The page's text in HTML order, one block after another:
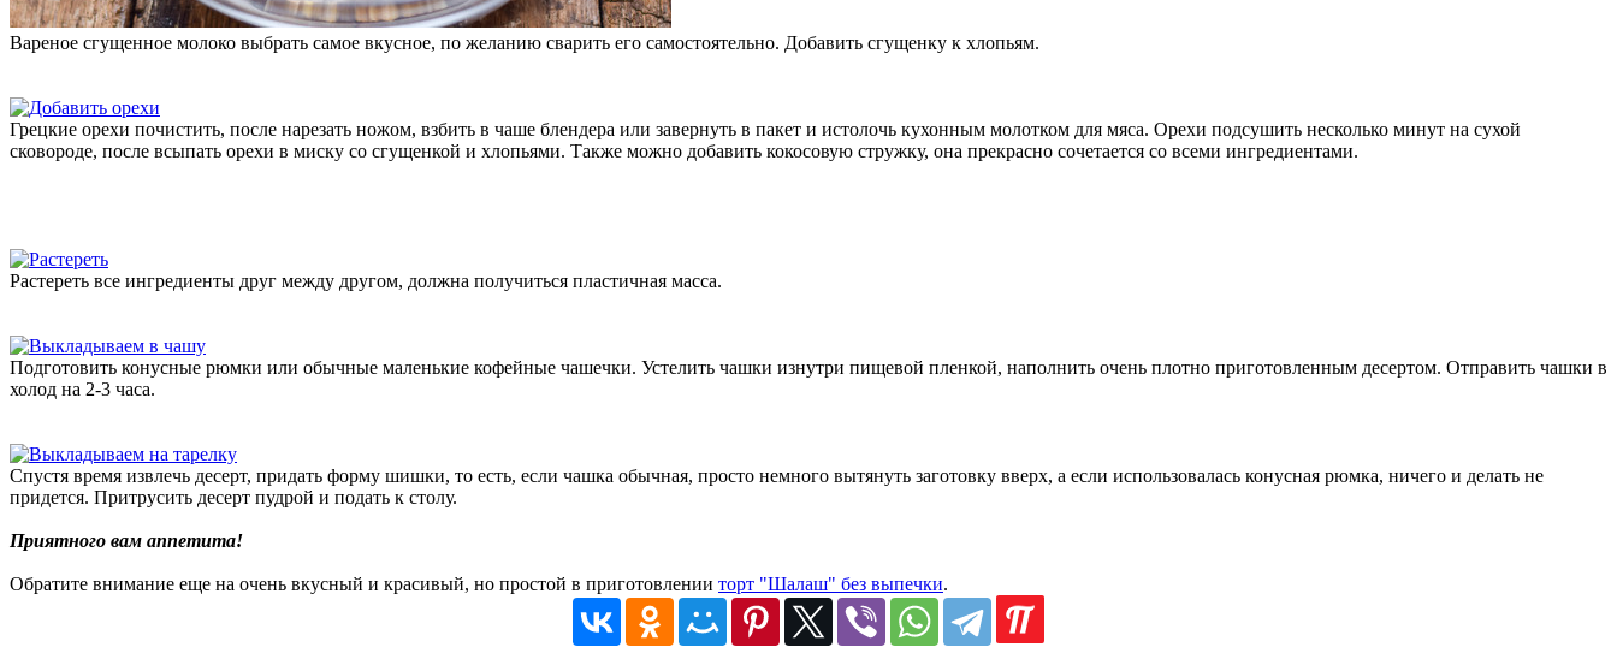
Вареное сгущенное молоко выбрать самое вкусное, по желанию сварить его самостоятельно. Добавить сгущенку к хлопьям.
Грецкие орехи почистить, после нарезать ножом, взбить в чаше блендера или завернуть в пакет и истолочь кухонным молотком для мяса. Орехи подсушить несколько минут на сухой
сковороде, после всыпать орехи в миску со сгущенкой и хлопьями. Также можно добавить кокосовую стружку, она прекрасно сочетается со всеми ингредиентами.
Растереть все ингредиенты друг между другом, должна получиться пластичная масса.
Подготовить конусные рюмки или обычные маленькие кофейные чашечки. Устелить чашки изнутри пищевой пленкой, наполнить очень плотно приготовленным десертом. Отправить чашки в
холод на 2-3 часа.
Спустя время извлечь десерт, придать форму шишки, то есть, если чашка обычная, просто немного вытянуть заготовку вверх, а если использовалась конусная рюмка, ничего и делать не
придется. Притрусить десерт пудрой и подать к столу.
Приятного вам аппетита!
Обратите внимание еще на очень вкусный и красивый, но простой в приготовлении торт "Шалаш" без выпечки.